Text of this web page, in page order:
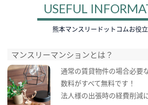
USEFUL
熊本マンスリードットコムお役
マンスリーマンションとは？
通常の賃貸物件の場合必要
数料がすべて無料です！
法人様の出張時の経費削減